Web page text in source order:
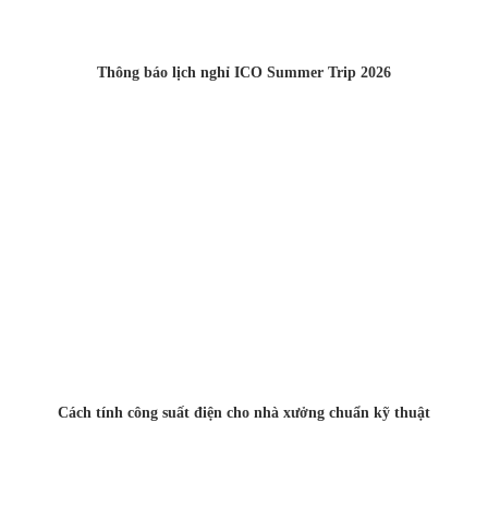
Thông báo lịch nghỉ ICO Summer Trip 2026
Cách tính công suất điện cho nhà xưởng chuẩn kỹ thuật